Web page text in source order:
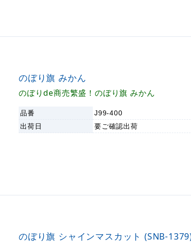
のぼり旗 みかん
のぼりde商売繁盛！のぼり旗 みかん
品番 J99-400
出荷日 要ご確認出荷
のぼり旗 シャインマスカット (SNB-